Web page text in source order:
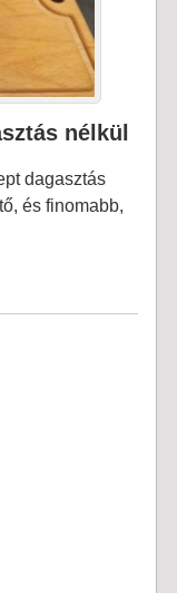
nélkül
dagasztás
és finomabb,